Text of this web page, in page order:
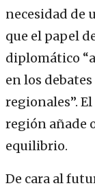
necesidad de
que el papel
diplomático
en los
regionales”.
región añade
equilibrio.
De cara al